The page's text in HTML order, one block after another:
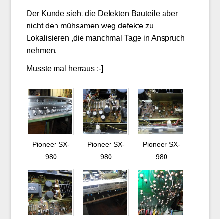
Der Kunde sieht die Defekten Bauteile aber
nicht den mühsamen weg defekte zu
Lokalisieren ,die manchmal Tage in Anspruch
nehmen.
Musste mal herraus :-]
Pioneer SX-
980
Pioneer SX-
980
Pioneer SX-
980